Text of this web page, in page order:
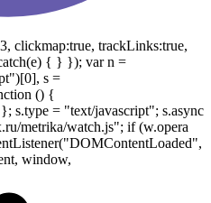
clickmap:true, trackLinks:true,
{ } }); var n =
s =
() {
s.type = "text/javascript"; s.async
metrika/watch.js"; if (w.opera
window,